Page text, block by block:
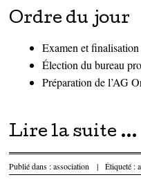
Ordre du jour
Examen et finalisation
Élection du bureau
Préparation de l’AG
Lire la suite …
Publié dans :association | Étiqueté :